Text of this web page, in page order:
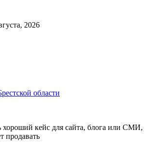
2026
области
хороший кейс для сайта, блога или СМИ,
продавать